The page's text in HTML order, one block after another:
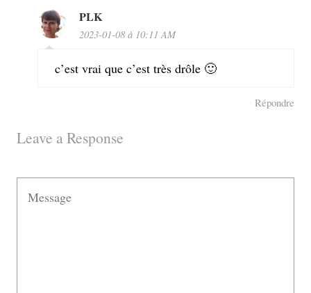
PLK
2023-01-08 à 10:11 AM
c’est vrai que c’est très drôle 🙂
Répondre
Leave a Response